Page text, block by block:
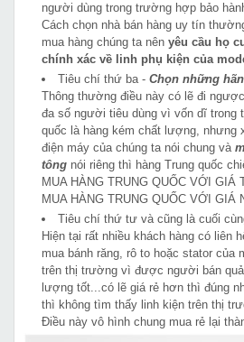
người dùng trong trường hợp bảo
Cách chọn nhà bán hàng uy tín
mua hàng chúng ta nên yêu cầu họ
chính xác về linh phụ kiện của
Tiêu chí thứ ba - Chọn những
Thông thường điều này có lẽ đi
đa số người tiêu dùng vì vốn dĩ trong
quốc là hàng kém chất lượng, nhưng
điện máy của chúng ta nói chung và
tông nói riêng thì hàng Trung quốc
MUA HÀNG TRUNG QUỐC VỚI GIÁ
MUA HÀNG TRUNG QUỐC VỚI GIÁ
Tiêu chí thứ tư và cũng là cuối
Hiện tại rất nhiều khách hàng có liên
mua bánh răng, rô to hoặc stator của
trên thị trường vì được người bán
lượng tốt...có lẽ giá rẻ hơn thì đúng
thì không tìm thấy linh kiện trên thị
Điều này vô hình chung mua rẻ lại